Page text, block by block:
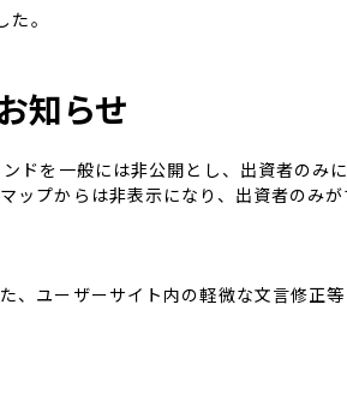
。
知らせ
ドを一般には非公開とし、出資者のみ
ップからは非表示になり、出資者のみ
、ユーザーサイト内の軽微な文言修正等